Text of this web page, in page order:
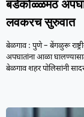
बडेकोळ्ळमठ
लवकरच सुरुवात
बेळगाव : पुणे – बेंगळुरू
अपघातांना आळा
बेळगाव शहर पोलिसांनी